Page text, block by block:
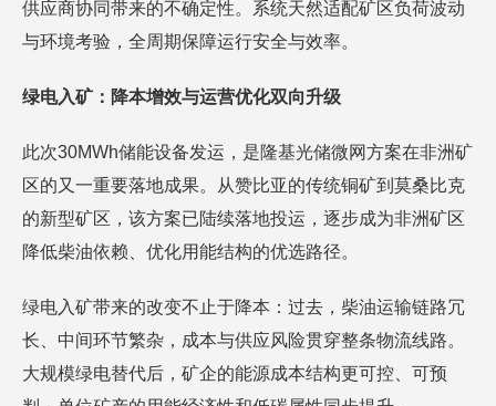
供应商协同带来的不确定性。系统天然适配矿区负荷波动
与环境考验，全周期保障运行安全与效率。
绿电入矿：降本增效与运营优化双向升级
此次30MWh储能设备发运，是隆基光储微网方案在非洲矿
区的又一重要落地成果。从赞比亚的传统铜矿到莫桑比克
的新型矿区，该方案已陆续落地投运，逐步成为非洲矿区
降低柴油依赖、优化用能结构的优选路径。
绿电入矿带来的改变不止于降本：过去，柴油运输链路冗
长、中间环节繁杂，成本与供应风险贯穿整条物流线路。
大规模绿电替代后，矿企的能源成本结构更可控、可预